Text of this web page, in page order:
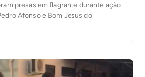
presas em flagrante durante ação
Afonso e Bom Jesus do